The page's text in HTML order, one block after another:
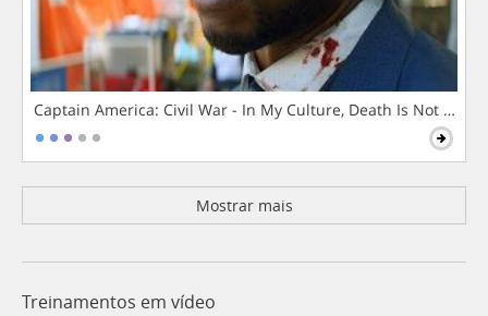
Captain America: Civil War - In My Culture, Death Is Not The
Mostrar mais
Treinamentos em vídeo